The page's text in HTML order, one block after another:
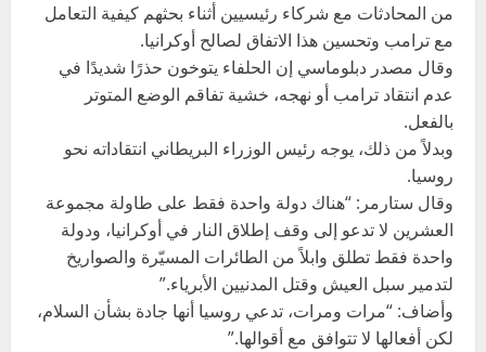
من المحادثات مع شركاء رئيسيين أثناء بحثهم كيفية التعامل
مع ترامب وتحسين هذا الاتفاق لصالح أوكرانيا.
وقال مصدر دبلوماسي إن الحلفاء يتوخون حذرًا شديدًا في
عدم انتقاد ترامب أو نهجه، خشية تفاقم الوضع المتوتر
بالفعل.
وبدلاً من ذلك، يوجه رئيس الوزراء البريطاني انتقاداته نحو
روسيا.
وقال ستارمر: “هناك دولة واحدة فقط على طاولة مجموعة
العشرين لا تدعو إلى وقف إطلاق النار في أوكرانيا، ودولة
واحدة فقط تطلق وابلاً من الطائرات المسيّرة والصواريخ
لتدمير سبل العيش وقتل المدنيين الأبرياء.”
وأضاف: “مرات ومرات، تدعي روسيا أنها جادة بشأن السلام،
لكن أفعالها لا تتوافق مع أقوالها.”